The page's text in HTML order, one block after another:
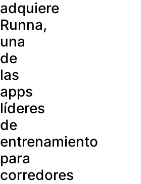
adquiere
Runna,
una
de
las
apps
líderes
de
entrenamiento
para
corredores